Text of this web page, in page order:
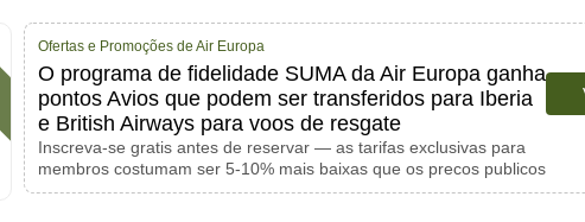
Ofertas e Promoções de Air Europa
O programa de fidelidade SUMA da Air Europa ganha
pontos Avios que podem ser transferidos para Iberia
e British Airways para voos de resgate
Inscreva-se gratis antes de reservar — as tarifas exclusivas para
membros costumam ser 5-10% mais baixas que os precos publicos